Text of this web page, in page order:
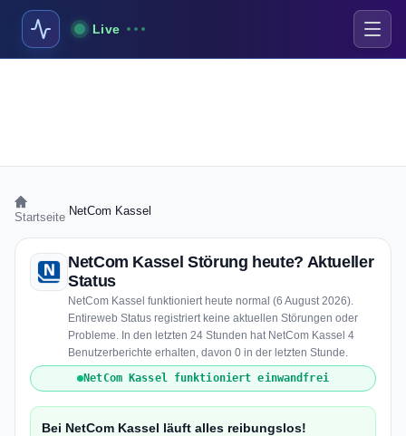
Live
Startseite NetCom Kassel
NetCom Kassel Störung heute? Aktueller
Status
NetCom Kassel funktioniert heute normal (6 August 2026).
Entireweb Status registriert keine aktuellen Störungen oder
Probleme. In den letzten 24 Stunden hat NetCom Kassel 4
Benutzerberichte erhalten, davon 0 in der letzten Stunde.
NetCom Kassel funktioniert einwandfrei
Bei NetCom Kassel läuft alles reibungslos!